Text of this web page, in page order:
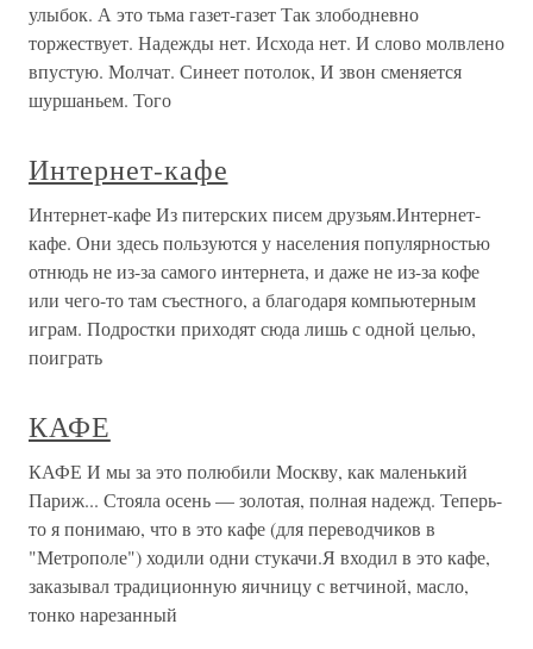
улыбок. А это тьма газет-газет Так злободневно
торжествует. Надежды нет. Исхода нет. И слово молвлено
впустую. Молчат. Синеет потолок, И звон сменяется
шуршаньем. Того
Интернет-кафе
Интернет-кафе Из питерских писем друзьям.Интернет-
кафе. Они здесь пользуются у населения популярностью
отнюдь не из-за самого интернета, и даже не из-за кофе
или чего-то там съестного, а благодаря компьютерным
играм. Подростки приходят сюда лишь с одной целью,
поиграть
КАФЕ
КАФЕ И мы за это полюбили Москву, как маленький
Париж... Стояла осень — золотая, полная надежд. Теперь-
то я понимаю, что в это кафе (для переводчиков в
"Метрополе") ходили одни стукачи.Я входил в это кафе,
заказывал традиционную яичницу с ветчиной, масло,
тонко нарезанный